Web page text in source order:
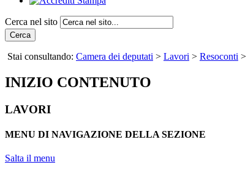
Cerca nel sito
Cerca
Stai consultando: Camera dei deputati > Lavori > Resoconti >
INIZIO CONTENUTO
LAVORI
MENU DI NAVIGAZIONE DELLA SEZIONE
Salta il menu